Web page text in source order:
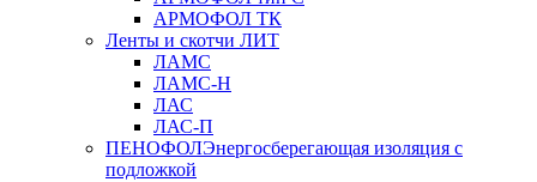
АРМОФОЛ ТК
Ленты и скотчи ЛИТ
ЛАМС
ЛАМС-Н
ЛАС
ЛАС-П
ПЕНОФОЛЭнергосберегающая изоляция с
подложкой